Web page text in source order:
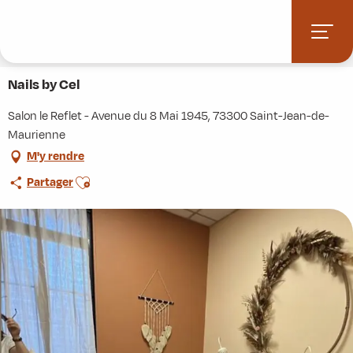
principal
Nails by Cel
Salon le Reflet - Avenue du 8 Mai 1945, 73300 Saint-Jean-de-
Maurienne
M'y rendre
PartagerAjouter aux favoris